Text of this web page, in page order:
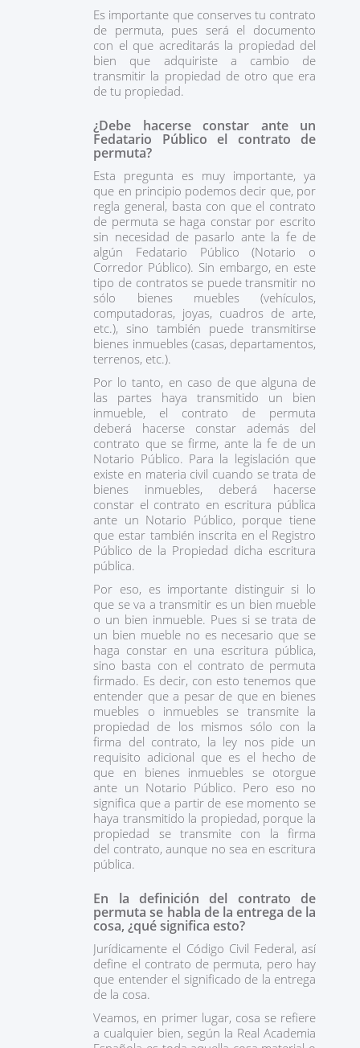
Es importante que conserves tu contrato
de permuta, pues será el documento
con el que acreditarás la propiedad del
bien que adquiriste a cambio de
transmitir la propiedad de otro que era
de tu propiedad.
¿Debe hacerse constar ante un
Fedatario Público el contrato de
permuta?
Esta pregunta es muy importante, ya
que en principio podemos decir que, por
regla general, basta con que el contrato
de permuta se haga constar por escrito
sin necesidad de pasarlo ante la fe de
algún Fedatario Público (Notario o
Corredor Público). Sin embargo, en este
tipo de contratos se puede transmitir no
sólo bienes muebles (vehículos,
computadoras, joyas, cuadros de arte,
etc.), sino también puede transmitirse
bienes inmuebles (casas, departamentos,
terrenos, etc.).
Por lo tanto, en caso de que alguna de
las partes haya transmitido un bien
inmueble, el contrato de permuta
deberá hacerse constar además del
contrato que se firme, ante la fe de un
Notario Público. Para la legislación que
existe en materia civil cuando se trata de
bienes inmuebles, deberá hacerse
constar el contrato en escritura pública
ante un Notario Público, porque tiene
que estar también inscrita en el Registro
Público de la Propiedad dicha escritura
pública.
Por eso, es importante distinguir si lo
que se va a transmitir es un bien mueble
o un bien inmueble. Pues si se trata de
un bien mueble no es necesario que se
haga constar en una escritura pública,
sino basta con el contrato de permuta
firmado. Es decir, con esto tenemos que
entender que a pesar de que en bienes
muebles o inmuebles se transmite la
propiedad de los mismos sólo con la
firma del contrato, la ley nos pide un
requisito adicional que es el hecho de
que en bienes inmuebles se otorgue
ante un Notario Público. Pero eso no
significa que a partir de ese momento se
haya transmitido la propiedad, porque la
propiedad se transmite con la firma
del contrato, aunque no sea en escritura
pública.
En la definición del contrato de
permuta se habla de la entrega de la
cosa, ¿qué significa esto?
Jurídicamente el Código Civil Federal, así
define el contrato de permuta, pero hay
que entender el significado de la entrega
de la cosa.
Veamos, en primer lugar, cosa se refiere
a cualquier bien, según la Real Academia